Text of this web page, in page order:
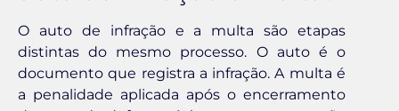
O auto de infração e a multa são etapas
distintas do mesmo processo. O auto é o
documento que registra a infração. A multa é
a penalidade aplicada após o encerramento